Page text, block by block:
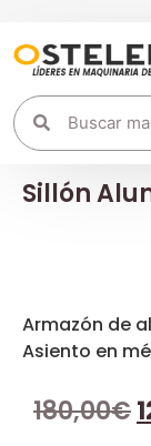
Sillón
Armazón de
Asiento en
180,00€